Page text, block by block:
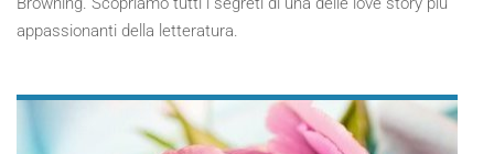
appassionanti della letteratura.